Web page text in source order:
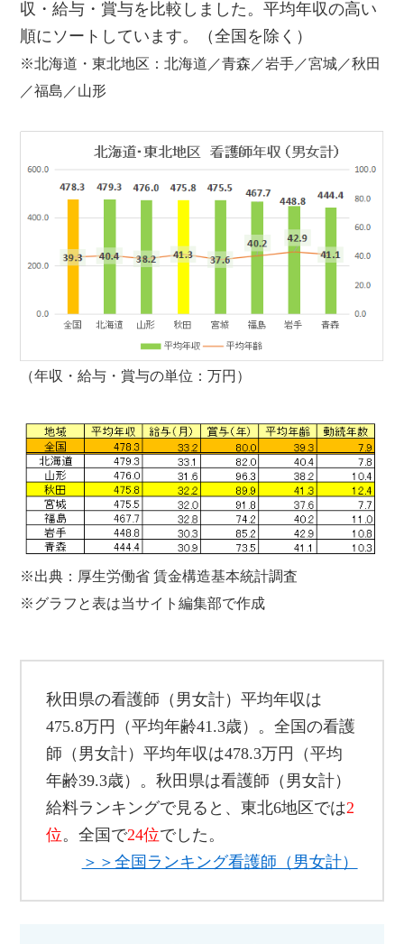
収・給与・賞与を比較しました。平均年収の高い
順にソートしています。（全国を除く）
※北海道・東北地区：北海道／青森／岩手／宮城／秋田
／福島／山形
（年収・給与・賞与の単位：万円）
※出典：厚生労働省 賃金構造基本統計調査
※グラフと表は当サイト編集部で作成
秋田県の看護師（男女計）平均年収は
475.8万円（平均年齢41.3歳）。全国の看護
師（男女計）平均年収は478.3万円（平均
年齢39.3歳）。秋田県は看護師（男女計）
給料ランキングで見ると、東北6地区では2
位。全国で24位でした。
＞＞全国ランキング看護師（男女計）